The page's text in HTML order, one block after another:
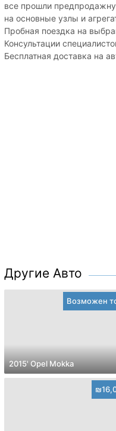
все прошли
на основные узлы и
Пробная поездка на
Консультации
Бесплатная доставка на
Другие Авто
Возможен
2015' Opel Mokka